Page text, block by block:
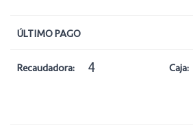
ÚLTIMO PAGO
Recaudadora: 4 Caja: